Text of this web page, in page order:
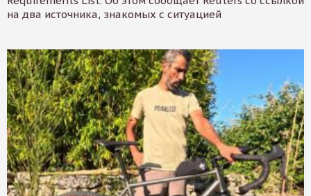
на два источника, знакомых с ситуацией